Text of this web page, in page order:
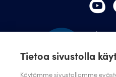
Tietoa sivustolla
Käytämme sivustollamme